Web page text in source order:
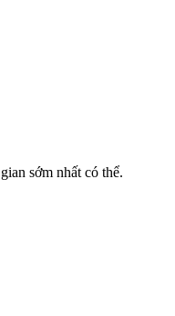
sớm nhất có thể.